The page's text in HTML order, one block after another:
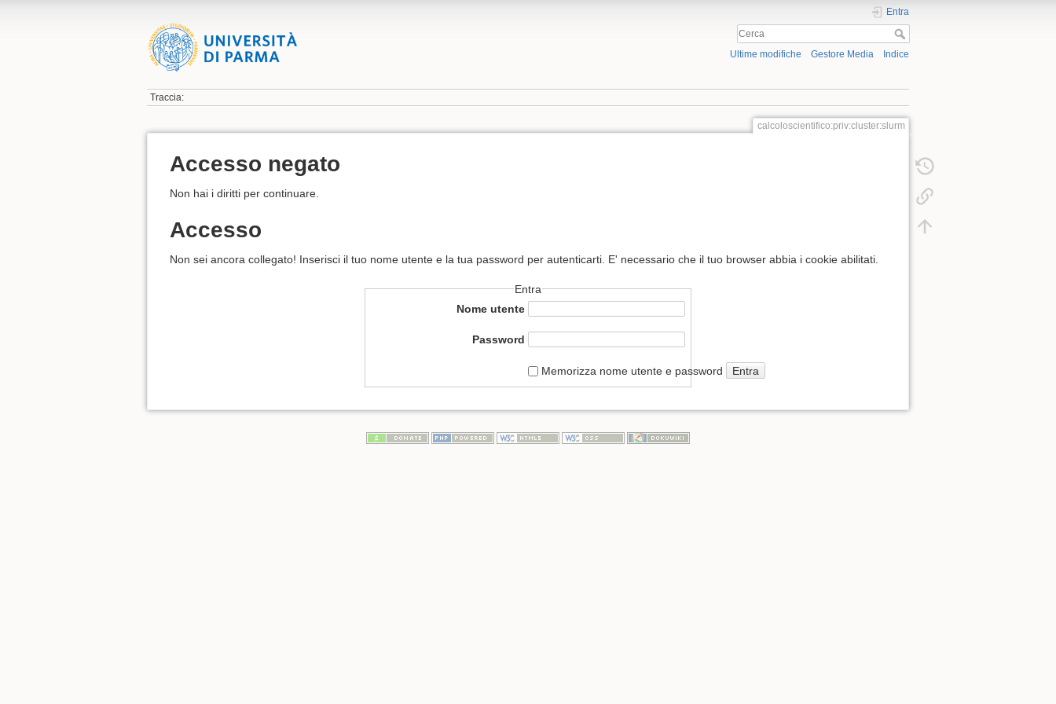
Entra
Ultime modifiche Gestore Media Indice
Traccia:
calcoloscientifico:priv:cluster:slurm
Accesso negato
Non hai i diritti per continuare.
Accesso
Non sei ancora collegato! Inserisci il tuo nome utente e la tua password per autenticarti. E' necessario che il tuo browser abbia i cookie abilitati.
Entra
Nome utente
Password
Memorizza nome utente e password Entra